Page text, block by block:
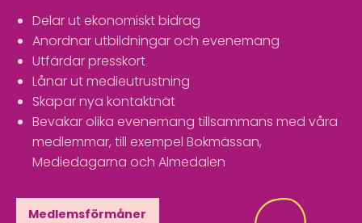
Delar ut ekonomiskt bidrag
Anordnar utbildningar och evenemang
Utfärdar presskort
Lånar ut medieutrustning
Skapar nya kontaktnät
Bevakar olika evenemang tillsammans med våra
medlemmar, till exempel Bokmässan,
Mediedagarna och Almedalen
Medlemsförmåner